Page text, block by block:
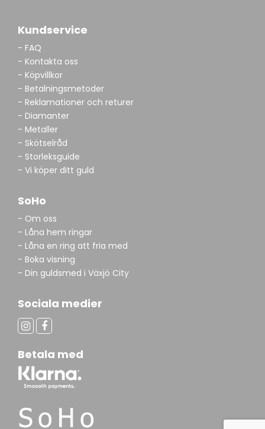
Kundservice
- FAQ
- Kontakta oss
- Köpvillkor
- Betalningsmetoder
- Reklamationer och returer
- Diamanter
- Metaller
- Skötselråd
- Storleksguide
- Vi köper ditt guld
SoHo
- Om oss
- Låna hem ringar
- Låna en ring att fria med
- Boka visning
- Din guldsmed i Växjö City
Sociala medier
Betala med